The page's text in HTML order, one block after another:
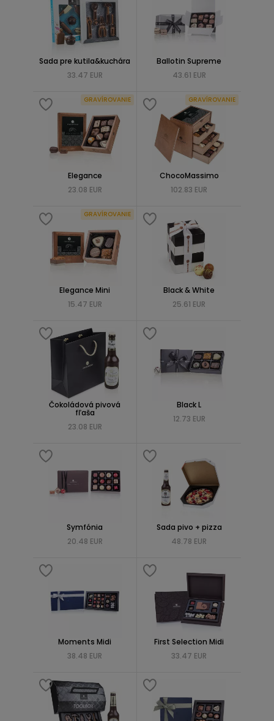
Sada pre kutila&kuchára
33.47 EUR
Ballotin Supreme
43.61 EUR
GRAVÍROVANIE
Elegance
23.08 EUR
GRAVÍROVANIE
ChocoMassimo
102.83 EUR
GRAVÍROVANIE
Elegance Mini
15.47 EUR
Black & White
25.61 EUR
Čokoládová pivová
fľaša
23.08 EUR
Black L
12.73 EUR
Symfónia
20.48 EUR
Sada pivo + pizza
48.78 EUR
Moments Midi
38.48 EUR
First Selection Midi
33.47 EUR